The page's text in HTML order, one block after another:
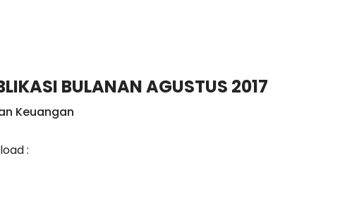
BULANAN AGUSTUS 2017
Keuangan
: